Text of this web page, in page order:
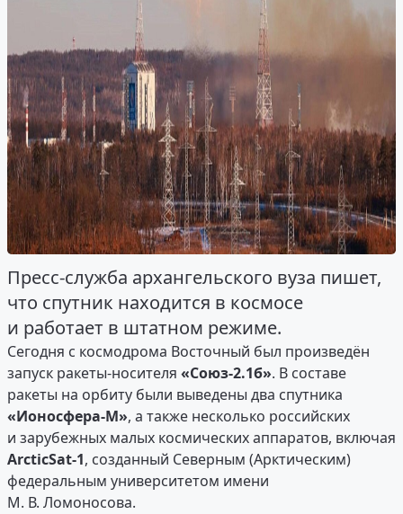
Пресс-служба архангельского вуза пишет,
что спутник находится в космосе
и работает в штатном режиме.
Сегодня с космодрома Восточный был произведён
запуск ракеты-носителя «Союз-2.1б». В составе
ракеты на орбиту были выведены два спутника
«Ионосфера-М», а также несколько российских
и зарубежных малых космических аппаратов, включая
ArcticSat-1, созданный Северным (Арктическим)
федеральным университетом имени
М. В. Ломоносова.